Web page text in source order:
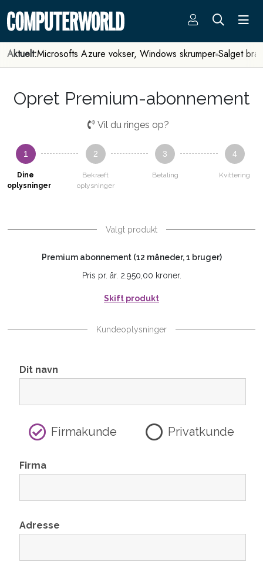
Aktuelt:Microsofts Azure vokser, Windows skrumper Salget
Opret Premium-abonnement
Vil du ringes op?
1
Dine
oplysninger
2
Bekræft
oplysninger
3
Betaling
4
Kvittering
Valgt produkt
Premium abonnement (12 måneder, 1 bruger)
Pris pr. år. 2.950,00 kroner.
Skift produkt
Kundeoplysninger
Dit navn
Firmakunde Privatkunde
Firma
Adresse